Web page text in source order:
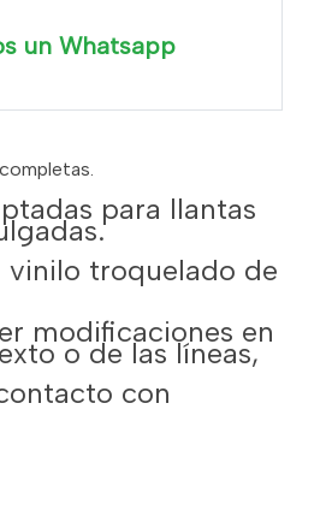
un Whatsapp
para llantas
vinilo troquelado de
modificaciones en
o de las líneas,
con